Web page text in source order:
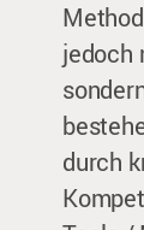
jedoch
durch